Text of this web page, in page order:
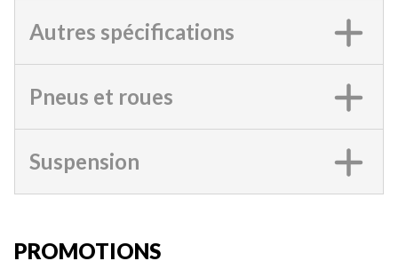
Autres spécifications
Pneus et roues
Suspension
PROMOTIONS